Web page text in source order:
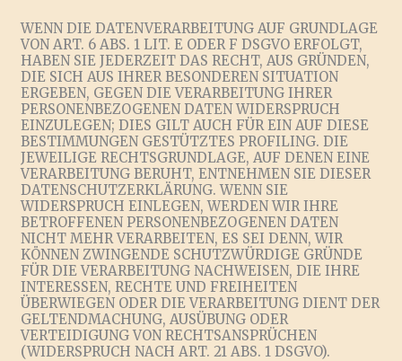
WENN DIE DATENVERARBEITUNG AUF GRUNDLAGE
VON ART. 6 ABS. 1 LIT. E ODER F DSGVO ERFOLGT,
HABEN SIE JEDERZEIT DAS RECHT, AUS GRÜNDEN,
DIE SICH AUS IHRER BESONDEREN SITUATION
ERGEBEN, GEGEN DIE VERARBEITUNG IHRER
PERSONENBEZOGENEN DATEN WIDERSPRUCH
EINZULEGEN; DIES GILT AUCH FÜR EIN AUF DIESE
BESTIMMUNGEN GESTÜTZTES PROFILING. DIE
JEWEILIGE RECHTSGRUNDLAGE, AUF DENEN EINE
VERARBEITUNG BERUHT, ENTNEHMEN SIE DIESER
DATENSCHUTZERKLÄRUNG. WENN SIE
WIDERSPRUCH EINLEGEN, WERDEN WIR IHRE
BETROFFENEN PERSONENBEZOGENEN DATEN
NICHT MEHR VERARBEITEN, ES SEI DENN, WIR
KÖNNEN ZWINGENDE SCHUTZWÜRDIGE GRÜNDE
FÜR DIE VERARBEITUNG NACHWEISEN, DIE IHRE
INTERESSEN, RECHTE UND FREIHEITEN
ÜBERWIEGEN ODER DIE VERARBEITUNG DIENT DER
GELTENDMACHUNG, AUSÜBUNG ODER
VERTEIDIGUNG VON RECHTSANSPRÜCHEN
(WIDERSPRUCH NACH ART. 21 ABS. 1 DSGVO).